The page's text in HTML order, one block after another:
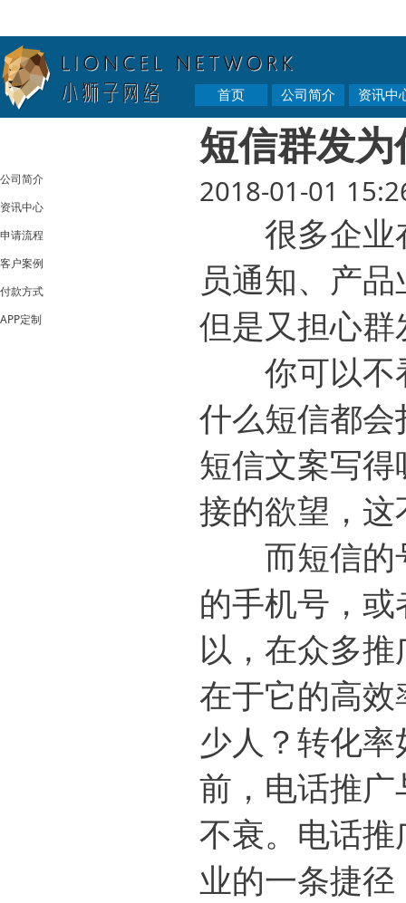
首页 公司简介 资讯中
公司简介
资讯中心
申请流程
客户案例
付款方式
APP定制
短信群发
2018-01-01
很多企业
员通知、产
但是又担心
你可以不
什么短信都
短信文案写
接的欲望，
而短信的
的手机号，
以，在众多
在于它的高效
少人？转化
前，电话推
不衰。 电话
业的一条捷